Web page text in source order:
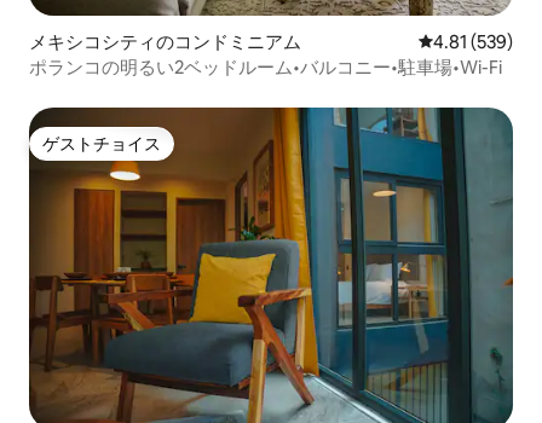
メキシコシティのコンドミニアム レビュー539
4.81 (539)
ポランコの明るい2ベッドルーム•バルコニー•駐車場•Wi-Fi
ゲストチョイス
ゲストチョイス